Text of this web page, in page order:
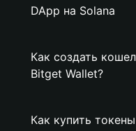
DApp на Solana
Как создать
Bitget Wallet?
Как купить